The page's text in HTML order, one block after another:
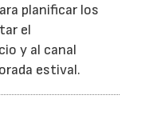
planificar los
el
y al canal
estival.